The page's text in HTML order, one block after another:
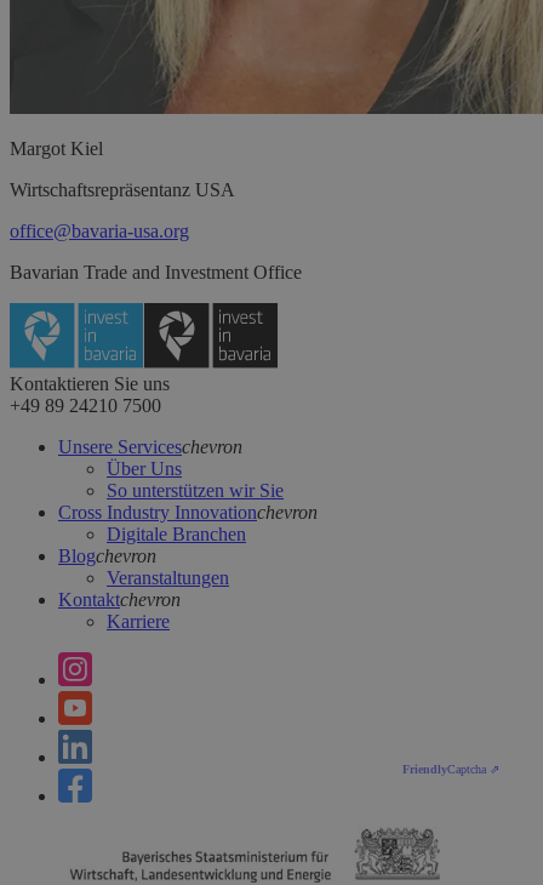
FriendlyCaptcha ⇗
Margot Kiel
Wirtschaftsrepräsentanz USA
office@bavaria-usa.org
Bavarian Trade and Investment Office
Kontaktieren Sie uns
+49 89 24210 7500
Unsere Serviceschevron
Über Uns
So unterstützen wir Sie
Cross Industry Innovationchevron
Digitale Branchen
Blogchevron
Veranstaltungen
Kontaktchevron
Karriere